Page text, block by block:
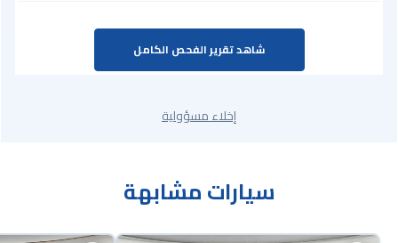
شاهد تقرير الفحص الكامل
إخلاء مسؤولية
سيارات مشابهة